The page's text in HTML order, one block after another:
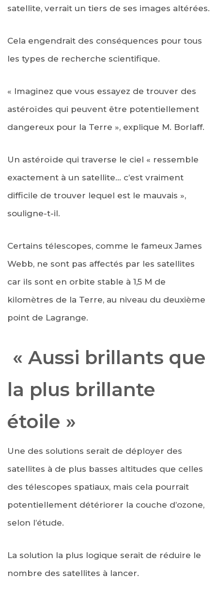
satellite, verrait un tiers de ses images altérées.
Cela engendrait des conséquences pour tous
les types de recherche scientifique.
« Imaginez que vous essayez de trouver des
astéroïdes qui peuvent être potentiellement
dangereux pour la Terre », explique M. Borlaff.
Un astéroïde qui traverse le ciel « ressemble
exactement à un satellite… c’est vraiment
difficile de trouver lequel est le mauvais »,
souligne-t-il.
Certains télescopes, comme le fameux James
Webb, ne sont pas affectés par les satellites
car ils sont en orbite stable à 1,5 M de
kilomètres de la Terre, au niveau du deuxième
point de Lagrange.
« Aussi brillants que
la plus brillante
étoile »
Une des solutions serait de déployer des
satellites à de plus basses altitudes que celles
des télescopes spatiaux, mais cela pourrait
potentiellement détériorer la couche d’ozone,
selon l’étude.
La solution la plus logique serait de réduire le
nombre des satellites à lancer.